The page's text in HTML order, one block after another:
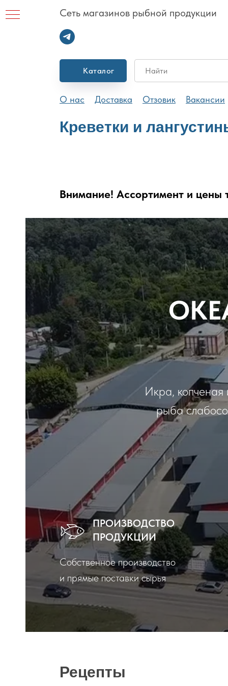
Сеть магазинов рыбной продукции
Каталог
О нас Доставка Отзовик Вакансии
Креветки и
Внимание! Ассортимент и цены
Икра, копченая
рыба
ПРОИЗВОДСТВО
ПРОДУКЦИИ
Собственное производство
и прямые поставки сырья
Рецепты